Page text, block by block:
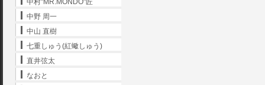
中村"MR.MONDO"匠
中野 周一
中山 直樹
七重しゅう(紅蠍しゅう)
直井弦太
なおと